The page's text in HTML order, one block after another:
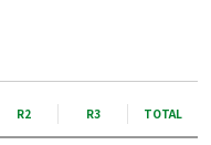
R2 R3 TOTAL